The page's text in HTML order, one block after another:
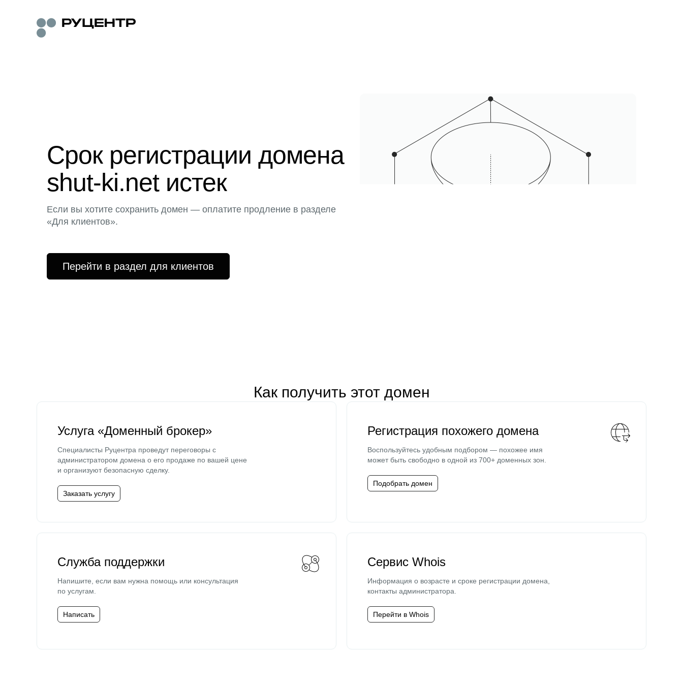
Срок регистрации домена
shut-ki.net истек
Если вы хотите сохранить домен — оплатите продление в разделе
«Для клиентов».
Перейти в раздел для клиентов
Как получить этот домен
Услуга «Доменный брокер»
Специалисты Руцентра проведут переговоры с
администратором домена о его продаже по вашей цене
и организуют безопасную сделку.
Заказать услугу
Регистрация похожего домена
Воспользуйтесь удобным подбором — похожее имя
может быть свободно в одной из 700+ доменных зон.
Подобрать домен
Служба поддержки
Напишите, если вам нужна помощь или консультация
по услугам.
Написать
Сервис Whois
Информация о возрасте и сроке регистрации домена,
контакты администратора.
Перейти в Whois